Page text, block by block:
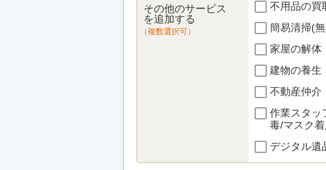
その他のサービス
を追加する
（複数選択可）
不用品の買
簡易清掃(
家屋の解体
建物の養生
不動産仲介
作業スタッ
毒/マスク着
デジタル遺